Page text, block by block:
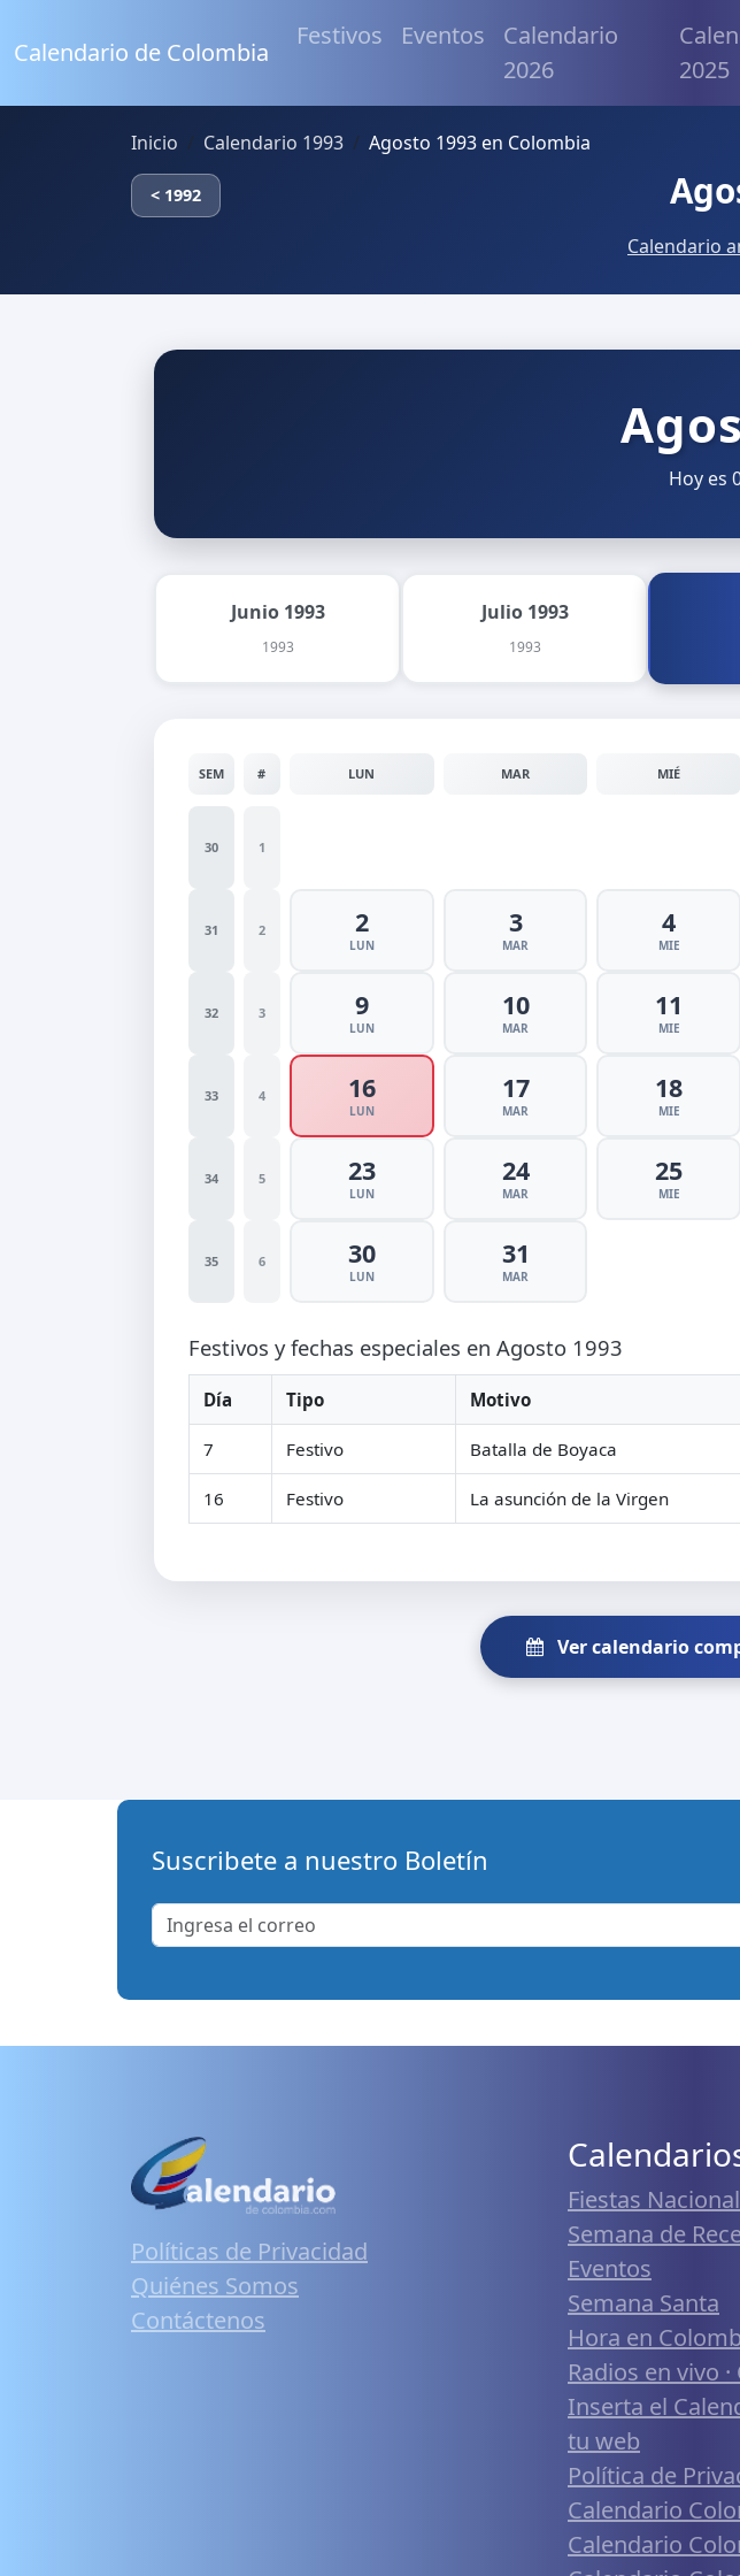
Calendario de Colombia
Festivos Eventos
Calendario
2026
2025
Inicio Calendario 1993 Agosto 1993 en Colombia
< 1992
Calendario
Hoy es
Junio 1993
1993
Julio 1993
1993
SEM # LUN MAR MIÉ
30 1
31 2 2
LUN
3
MAR
4
MIE
32 3 9
LUN
10
MAR
11
MIE
33 4 16
LUN
17
MAR
18
MIE
34 5 23
LUN
24
MAR
25
MIE
35 6 30
LUN
31
MAR
Festivos y fechas especiales en Agosto 1993
Día Tipo Motivo
7 Festivo Batalla de Boyaca
16 Festivo La asunción de la Virgen
Ver calendario
Suscribete a nuestro Boletín
Políticas de Privacidad
Quiénes Somos
Contáctenos
Fiestas
Semana de
Eventos
Semana Santa
Hora en
Radios en vivo
Inserta el
tu web
Política de
Calendario
Calendario